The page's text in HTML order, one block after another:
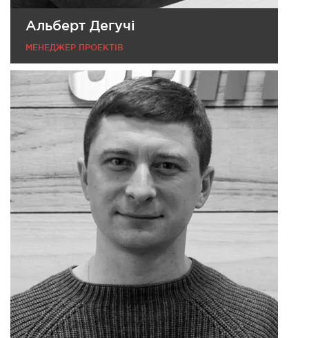
Альберт Дегучі
МЕНЕДЖЕР ПРОЕКТІВ